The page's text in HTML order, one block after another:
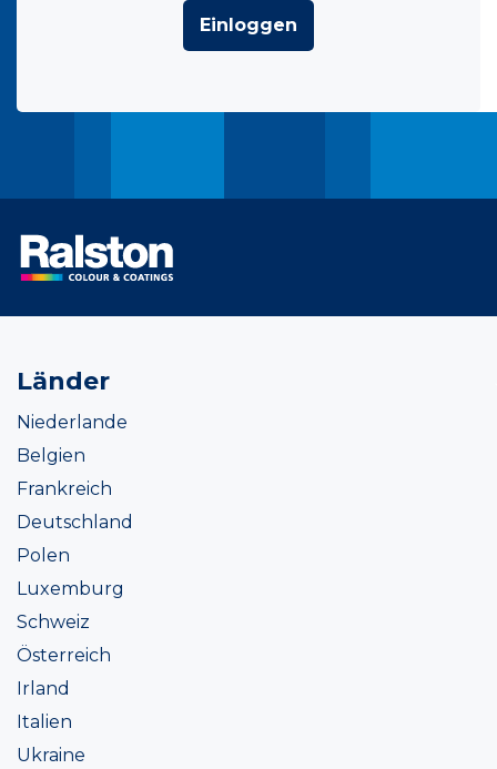
Einloggen
Länder
Niederlande
Belgien
Frankreich
Deutschland
Polen
Luxemburg
Schweiz
Österreich
Irland
Italien
Ukraine